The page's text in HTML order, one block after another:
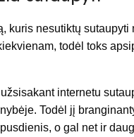
kuris nesutiktų
todėl toks
internetu
Todėl jį
o gal net ir